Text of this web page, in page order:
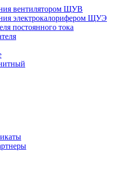
вентилятором ЩУВ
электрокалорифером ЩУЭ
постоянного тока